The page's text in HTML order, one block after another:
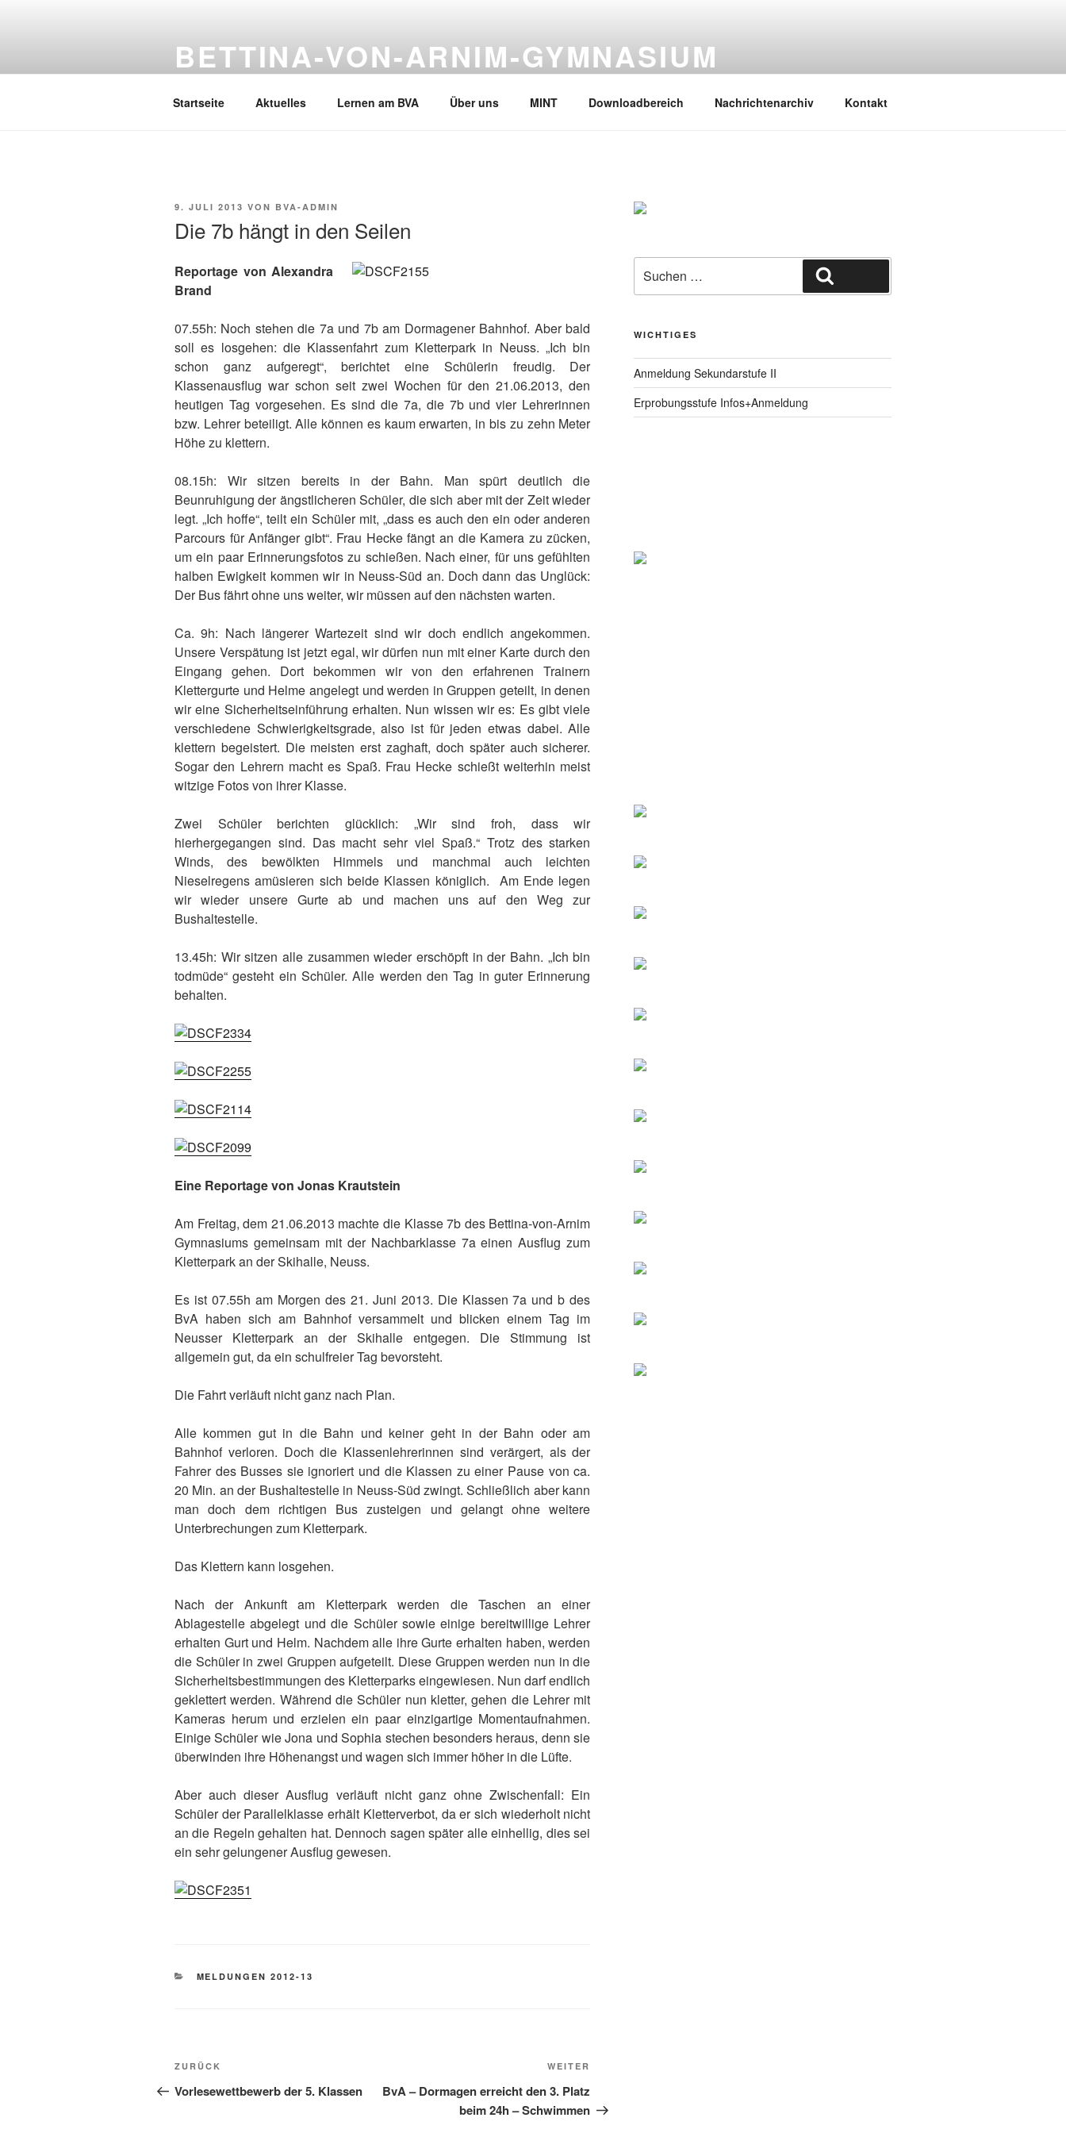
BETTINA-VON-ARNIM-GYMNASIUM
Startseite Aktuelles Lernen am BVA Über uns MINT Downloadbereich Nachrichtenarchiv Kontakt
VERÖFFENTLICHT
9. JULI 2013 VON BVA-ADMIN
Die 7b hängt in den Seilen
Reportage von Alexandra
Brand
07.55h: Noch stehen die 7a und 7b am Dormagener Bahnhof. Aber bald
soll es losgehen: die Klassenfahrt zum Kletterpark in Neuss. „Ich bin
schon ganz aufgeregt“, berichtet eine Schülerin freudig. Der
Klassenausflug war schon seit zwei Wochen für den 21.06.2013, den
heutigen Tag vorgesehen. Es sind die 7a, die 7b und vier Lehrerinnen
bzw. Lehrer beteiligt. Alle können es kaum erwarten, in bis zu zehn Meter
Höhe zu klettern.
08.15h: Wir sitzen bereits in der Bahn. Man spürt deutlich die
Beunruhigung der ängstlicheren Schüler, die sich aber mit der Zeit wieder
legt. „Ich hoffe“, teilt ein Schüler mit, „dass es auch den ein oder anderen
Parcours für Anfänger gibt“. Frau Hecke fängt an die Kamera zu zücken,
um ein paar Erinnerungsfotos zu schießen. Nach einer, für uns gefühlten
halben Ewigkeit kommen wir in Neuss-Süd an. Doch dann das Unglück:
Der Bus fährt ohne uns weiter, wir müssen auf den nächsten warten.
Ca. 9h: Nach längerer Wartezeit sind wir doch endlich angekommen.
Unsere Verspätung ist jetzt egal, wir dürfen nun mit einer Karte durch den
Eingang gehen. Dort bekommen wir von den erfahrenen Trainern
Klettergurte und Helme angelegt und werden in Gruppen geteilt, in denen
wir eine Sicherheitseinführung erhalten. Nun wissen wir es: Es gibt viele
verschiedene Schwierigkeitsgrade, also ist für jeden etwas dabei. Alle
klettern begeistert. Die meisten erst zaghaft, doch später auch sicherer.
Sogar den Lehrern macht es Spaß. Frau Hecke schießt weiterhin meist
witzige Fotos von ihrer Klasse.
Zwei Schüler berichten glücklich: „Wir sind froh, dass wir
hierhergegangen sind. Das macht sehr viel Spaß.“ Trotz des starken
Winds, des bewölkten Himmels und manchmal auch leichten
Nieselregens amüsieren sich beide Klassen königlich. Am Ende legen
wir wieder unsere Gurte ab und machen uns auf den Weg zur
Bushaltestelle.
13.45h: Wir sitzen alle zusammen wieder erschöpft in der Bahn. „Ich bin
todmüde“ gesteht ein Schüler. Alle werden den Tag in guter Erinnerung
behalten.
Eine Reportage von Jonas Krautstein
Am Freitag, dem 21.06.2013 machte die Klasse 7b des Bettina-von-Arnim
Gymnasiums gemeinsam mit der Nachbarklasse 7a einen Ausflug zum
Kletterpark an der Skihalle, Neuss.
Es ist 07.55h am Morgen des 21. Juni 2013. Die Klassen 7a und b des
BvA haben sich am Bahnhof versammelt und blicken einem Tag im
Neusser Kletterpark an der Skihalle entgegen. Die Stimmung ist
allgemein gut, da ein schulfreier Tag bevorsteht.
Die Fahrt verläuft nicht ganz nach Plan.
Alle kommen gut in die Bahn und keiner geht in der Bahn oder am
Bahnhof verloren. Doch die Klassenlehrerinnen sind verärgert, als der
Fahrer des Busses sie ignoriert und die Klassen zu einer Pause von ca.
20 Min. an der Bushaltestelle in Neuss-Süd zwingt. Schließlich aber kann
man doch dem richtigen Bus zusteigen und gelangt ohne weitere
Unterbrechungen zum Kletterpark.
Das Klettern kann losgehen.
Nach der Ankunft am Kletterpark werden die Taschen an einer
Ablagestelle abgelegt und die Schüler sowie einige bereitwillige Lehrer
erhalten Gurt und Helm. Nachdem alle ihre Gurte erhalten haben, werden
die Schüler in zwei Gruppen aufgeteilt. Diese Gruppen werden nun in die
Sicherheitsbestimmungen des Kletterparks eingewiesen. Nun darf endlich
geklettert werden. Während die Schüler nun kletter, gehen die Lehrer mit
Kameras herum und erzielen ein paar einzigartige Momentaufnahmen.
Einige Schüler wie Jona und Sophia stechen besonders heraus, denn sie
überwinden ihre Höhenangst und wagen sich immer höher in die Lüfte.
Aber auch dieser Ausflug verläuft nicht ganz ohne Zwischenfall: Ein
Schüler der Parallelklasse erhält Kletterverbot, da er sich wiederholt nicht
an die Regeln gehalten hat. Dennoch sagen später alle einhellig, dies sei
ein sehr gelungener Ausflug gewesen.
KATEGORIEN
MELDUNGEN 2012-13
Beitragsnavigation
Vorheriger
Beitrag
ZURÜCK
Vorlesewettbewerb der 5. Klassen
WEITER
BvA – Dormagen erreicht den 3. Platz
beim 24h – Schwimmen
nach:
WICHTIGES
Anmeldung Sekundarstufe II
Erprobungsstufe Infos+Anmeldung